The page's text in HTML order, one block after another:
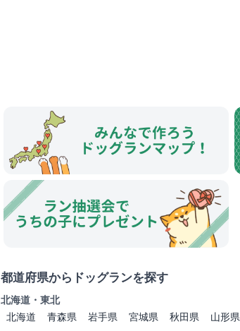
都道府県からドッグランを探す
北海道・東北
北海道
青森県 岩手県 宮城県 秋田県 山形県